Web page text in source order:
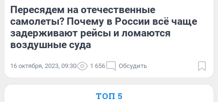
Пересядем на отечественные
самолеты? Почему в России всё чаще
задерживают рейсы и ломаются
воздушные суда
16 октября, 2023, 09:30 1 656 Обсудить
ТОП 5